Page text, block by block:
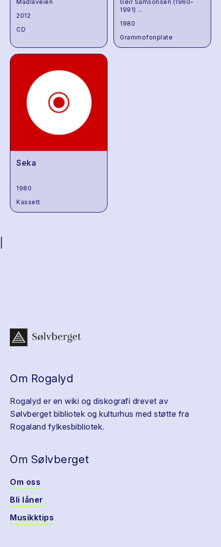
Madlaveien
2012
CD
Geir Samsonsen (1960-
1991) ...
1980
Grammofonplate
Seka
1980
Kassett
Om Rogalyd
Rogalyd er en wiki og diskografi drevet av
Sølvberget bibliotek og kulturhus med støtte fra
Rogaland fylkesbibliotek.
Om Sølvberget
Om oss
Bli låner
Musikktips